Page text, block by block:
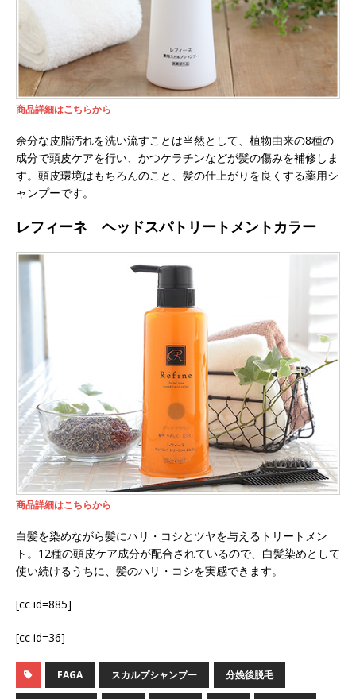
商品詳細はこちらから
余分な皮脂汚れを洗い流すことは当然として、植物由来の8種の
成分で頭皮ケアを行い、かつケラチンなどが髪の傷みを補修しま
す。頭皮環境はもちろんのこと、髪の仕上がりを良くする薬用シ
ャンプーです。
レフィーネ ヘッドスパトリートメントカラー
商品詳細はこちらから
白髪を染めながら髪にハリ・コシとツヤを与えるトリートメン
ト。12種の頭皮ケア成分が配合されているので、白髪染めとして
使い続けるうちに、髪のハリ・コシを実感できます。
[cc id=885]
[cc id=36]
FAGA スカルプシャンプー 分娩後脱毛